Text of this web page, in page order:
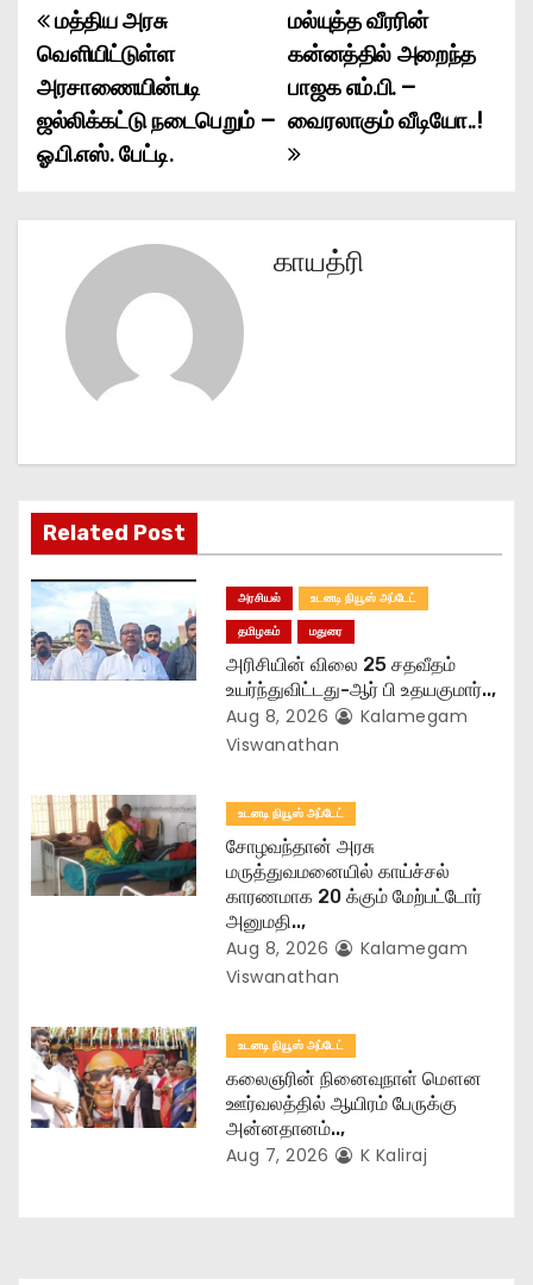
P
o
s
t
n
a
t
i
o
n
மல்யுத்த வீரரின்
கன்னத்தில் அறைந்த
பாஜக எம்.பி. –
வைரலாகும் வீடியோ..!
மத்திய அரசு
வெளியிட்டுள்ள
அரசாணையின்படி
ஜல்லிக்கட்டு நடைபெறும் –
ஓ.பி.எஸ். பேட்டி.
காயத்ரி
Related Post
அரசியல்
உடனடி நியூஸ் அப்டேட்
தமிழகம்
மதுரை
அரிசியின் விலை 25 சதவீதம்
உயர்ந்துவிட்டது-ஆர் பி உதயகுமார்..,
Aug 8, 2026
Kalamegam
Viswanathan
உடனடி நியூஸ் அப்டேட்
சோழவந்தான் அரசு
மருத்துவமனையில் காய்ச்சல்
காரணமாக 20 க்கும் மேற்பட்டோர்
அனுமதி..,
Aug 8, 2026
Kalamegam
Viswanathan
உடனடி நியூஸ் அப்டேட்
கலைஞரின் நினைவுநாள் மௌன
ஊர்வலத்தில் ஆயிரம் பேருக்கு
அன்னதானம்..,
Aug 7, 2026 K Kaliraj